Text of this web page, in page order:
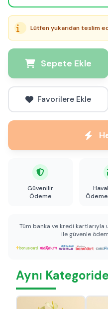
Lütfen yukarıdan teslim
Sepete Ekle
Favorilere Ekle
Güvenilir
Ödeme
Tüm banka ve kredi kartlarıyla
ile güvenle
Aynı